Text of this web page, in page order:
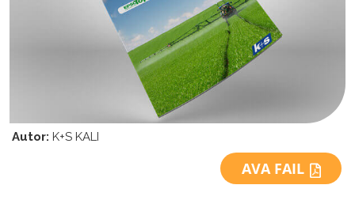
Autor: K+S KALI
AVA FAIL